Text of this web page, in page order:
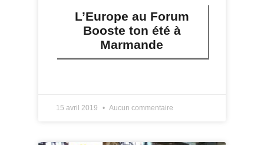
L’Europe au Forum
Booste ton été à
Marmande
15 avril 2019 Aucun commentaire